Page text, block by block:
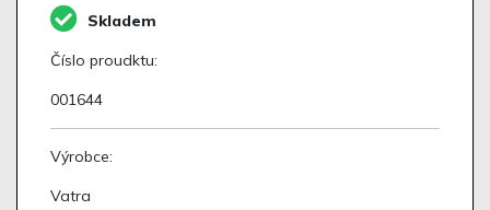
Skladem
Číslo proudktu:
001644
Výrobce:
Vatra